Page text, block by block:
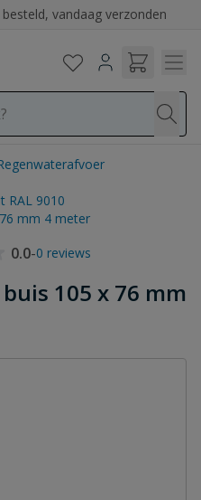
vandaag verzonden
RAL 9010
mm 4 meter
0.0-0 reviews
105 x 76 mm